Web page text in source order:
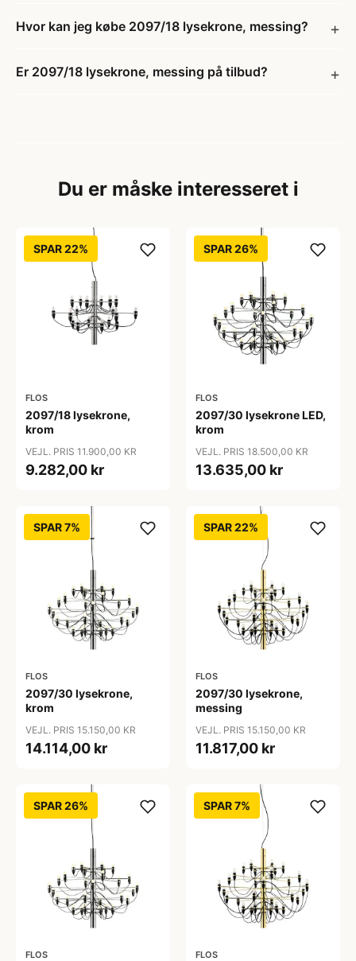
Hvor kan jeg købe 2097/18 lysekrone, messing?
Er 2097/18 lysekrone, messing på tilbud?
Du er måske interesseret i
SPAR 22%
FLOS
2097/18 lysekrone,
krom
VEJL. PRIS 11.900,00 KR
9.282,00 kr
SPAR 26%
FLOS
2097/30 lysekrone LED,
krom
VEJL. PRIS 18.500,00 KR
13.635,00 kr
SPAR 7%
FLOS
2097/30 lysekrone,
krom
VEJL. PRIS 15.150,00 KR
14.114,00 kr
SPAR 22%
FLOS
2097/30 lysekrone,
messing
VEJL. PRIS 15.150,00 KR
11.817,00 kr
SPAR 26%
FLOS
SPAR 7%
FLOS